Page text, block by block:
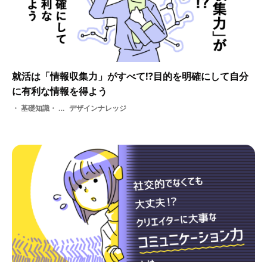
就活は「情報収集力」がすべて!?目的を明確にして自分
に有利な情報を得よう
基礎知識・ 情報・ 採用・ 選考・ 面接・ 情報収集・ 就活 デザインナレッジ